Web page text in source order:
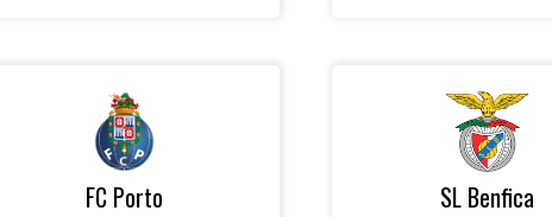
FC Porto SL Benfica